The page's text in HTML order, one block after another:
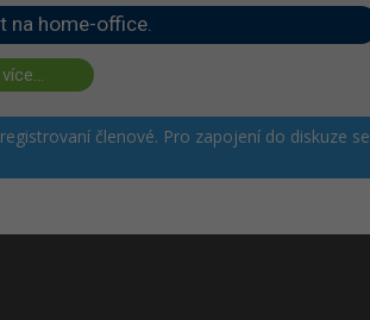
na home-office.
členové. Pro zapojení do diskuze se